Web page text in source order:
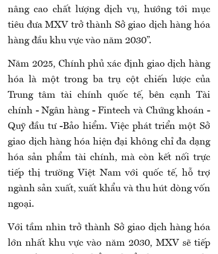
nâng cao chất lượng dịch vụ, hướng tới mục
tiêu đưa MXV trở thành Sở giao dịch hàng hóa
hàng đầu khu vực vào năm 2030”.
Năm 2025, Chính phủ xác định giao dịch hàng
hóa là một trong ba trụ cột chiến lược của
Trung tâm tài chính quốc tế, bên cạnh Tài
chính - Ngân hàng - Fintech và Chứng khoán -
Quỹ đầu tư -Bảo hiểm. Việc phát triển một Sở
giao dịch hàng hóa hiện đại không chỉ đa dạng
hóa sản phẩm tài chính, mà còn kết nối trực
tiếp thị trường Việt Nam với quốc tế, hỗ trợ
ngành sản xuất, xuất khẩu và thu hút dòng vốn
ngoại.
Với tầm nhìn trở thành Sở giao dịch hàng hóa
lớn nhất khu vực vào năm 2030, MXV sẽ tiếp